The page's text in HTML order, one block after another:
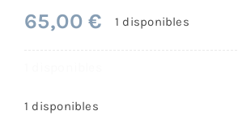
65,00€ 1 disponibles
1 disponibles